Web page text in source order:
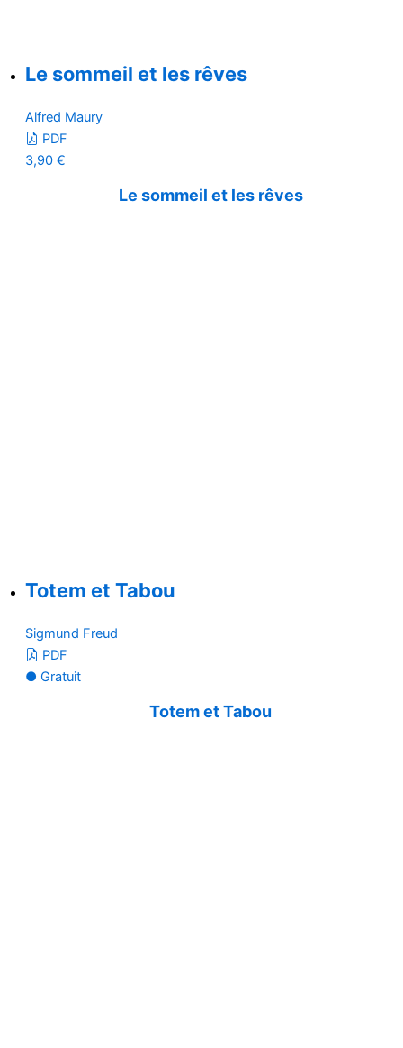
Le sommeil et les rêves
Alfred Maury
PDF
3,90 €
Le sommeil et les rêves
Totem et Tabou
Sigmund Freud
PDF
● Gratuit
Totem et Tabou